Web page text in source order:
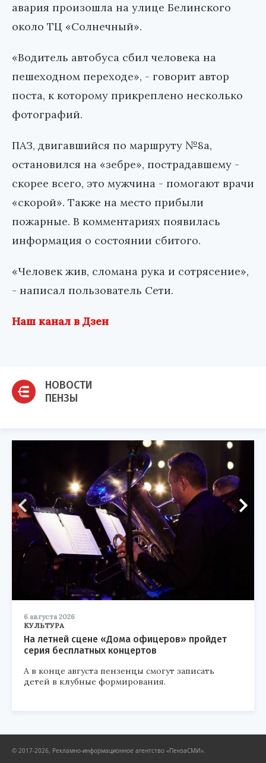
авария произошла на улице Белинского
около ТЦ «Солнечный».
«Водитель автобуса сбил человека на
пешеходном переходе», - говорит автор
поста, к которому прикреплено несколько
фотографий.
ПАЗ, двигавшийся по маршруту №8а,
остановился на «зебре», пострадавшему -
скорее всего, это мужчина - помогают врачи
«скорой». Также на место прибыли
пожарные. В комментариях появилась
информация о состоянии сбитого.
«Человек жив, сломана рука и сотрясение»,
- написал пользователь Сети.
Наш канал в Дзен
НОВОСТИ
ПЕНЗЫ
6 августа 2026
КУЛЬТУРА
На летней сцене «Дома офицеров» пройдет
серия бесплатных концертов
А в конце августа пензенцы смогут записать
детей в клубные формирования.
© 2017-2026, Рекламно-информационное агентство «ПензаСМИ».